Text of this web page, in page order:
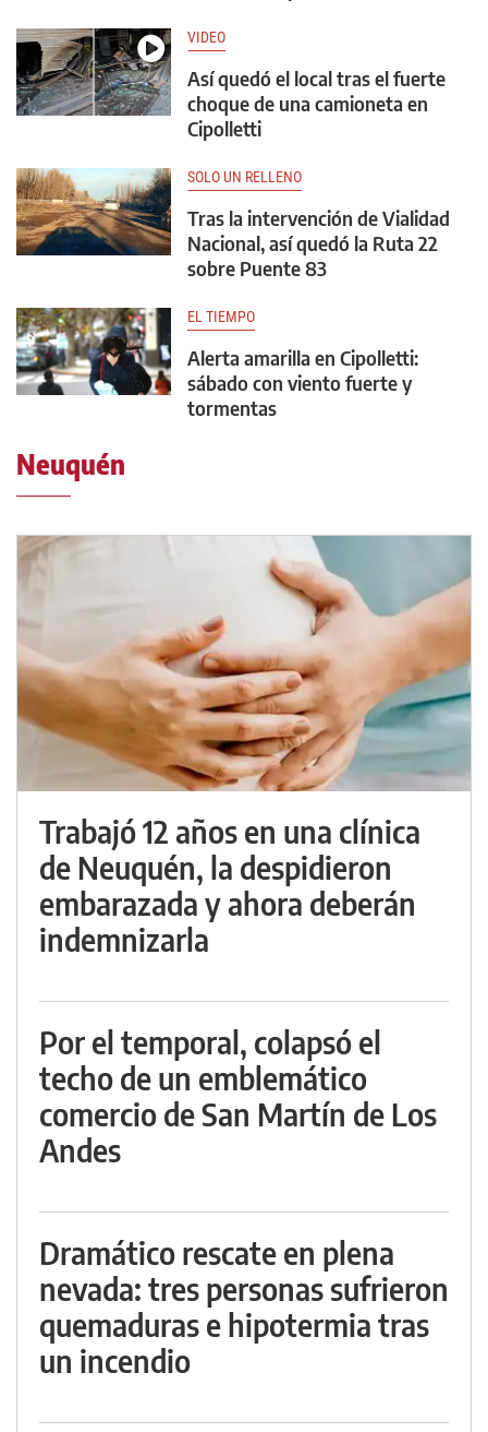
VIDEO
Así quedó el local tras el fuerte
choque de una camioneta en
Cipolletti
SOLO UN RELLENO
Tras la intervención de Vialidad
Nacional, así quedó la Ruta 22
sobre Puente 83
EL TIEMPO
Alerta amarilla en Cipolletti:
sábado con viento fuerte y
tormentas
Neuquén
Trabajó 12 años en una clínica
de Neuquén, la despidieron
embarazada y ahora deberán
indemnizarla
Por el temporal, colapsó el
techo de un emblemático
comercio de San Martín de Los
Andes
Dramático rescate en plena
nevada: tres personas sufrieron
quemaduras e hipotermia tras
un incendio